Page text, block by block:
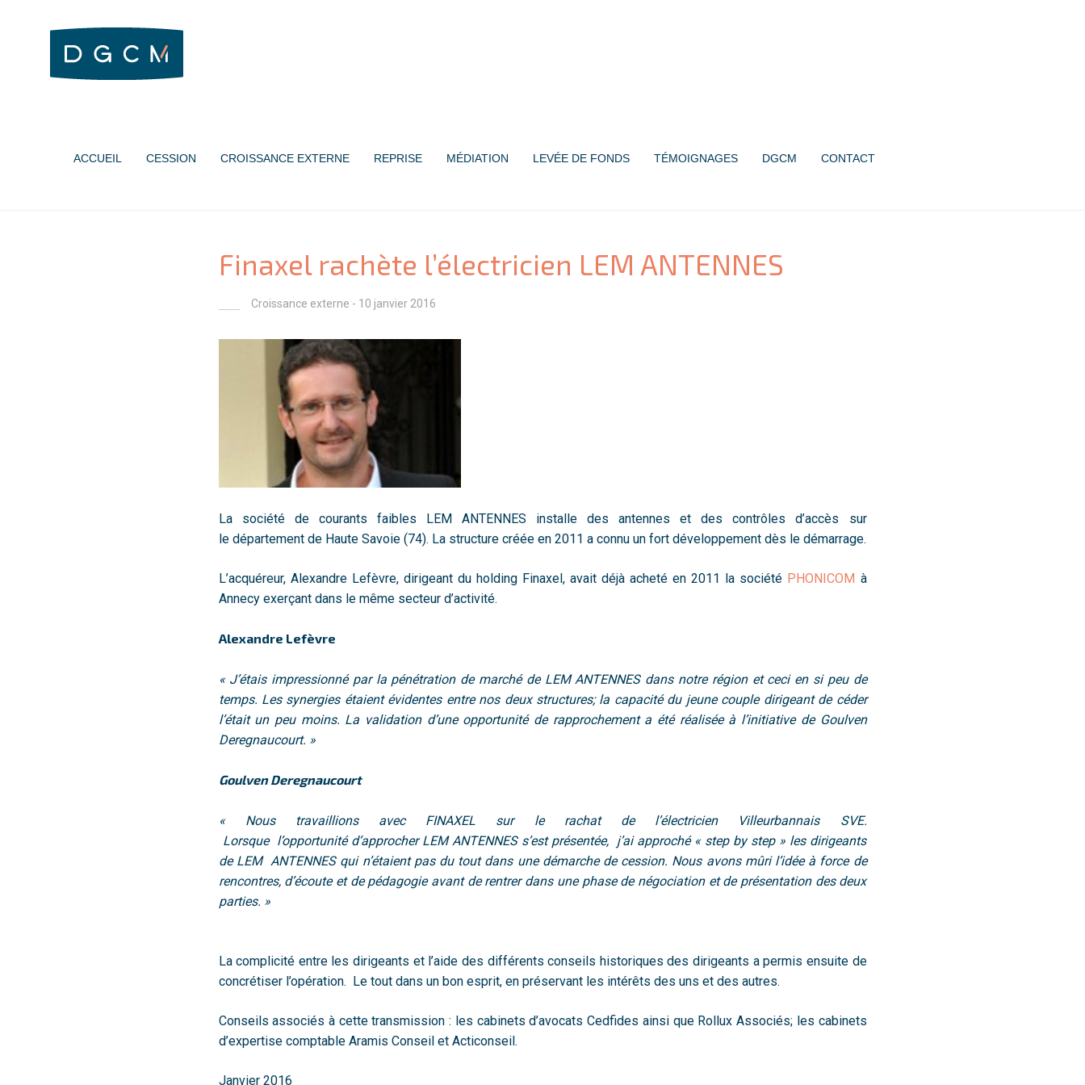
ACCUEIL CESSION CROISSANCE EXTERNE REPRISE MÉDIATION LEVÉE DE FONDS TÉMOIGNAGES DGCM CONTACT
Finaxel rachète l’électricien LEM ANTENNES
Croissance externe - 10 janvier 2016
La société de courants faibles LEM ANTENNES installe des antennes et des contrôles d’accès sur
le département de Haute Savoie (74). La structure créée en 2011 a connu un fort développement dès le démarrage.
L’acquéreur, Alexandre Lefèvre, dirigeant du holding Finaxel, avait déjà acheté en 2011 la société PHONICOM à
Annecy exerçant dans le même secteur d’activité.
Alexandre Lefèvre
« J’étais impressionné par la pénétration de marché de LEM ANTENNES dans notre région et ceci en si peu de
temps. Les synergies étaient évidentes entre nos deux structures; la capacité du jeune couple dirigeant de céder
l’était un peu moins. La validation d’une opportunité de rapprochement a été réalisée à l’initiative de Goulven
Deregnaucourt. »
Goulven Deregnaucourt
« Nous travaillions avec FINAXEL sur le rachat de l’électricien Villeurbannais SVE.
Lorsque l’opportunité d’approcher LEM ANTENNES s’est présentée, j’ai approché « step by step » les dirigeants
de LEM ANTENNES qui n’étaient pas du tout dans une démarche de cession. Nous avons mûri l’idée à force de
rencontres, d’écoute et de pédagogie avant de rentrer dans une phase de négociation et de présentation des deux
parties. »
La complicité entre les dirigeants et l’aide des différents conseils historiques des dirigeants a permis ensuite de
concrétiser l’opération. Le tout dans un bon esprit, en préservant les intérêts des uns et des autres.
Conseils associés à cette transmission : les cabinets d’avocats Cedfides ainsi que Rollux Associés; les cabinets
d’expertise comptable Aramis Conseil et Acticonseil.
Janvier 2016